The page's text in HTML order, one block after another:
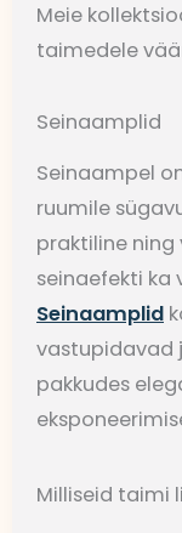
Meie
taimedele
Seinaamplid
Seinaampel
ruumile
praktiline
seinaefekti ka
Seinaamplid
vastupidavad
pakkudes
Milliseid taimi